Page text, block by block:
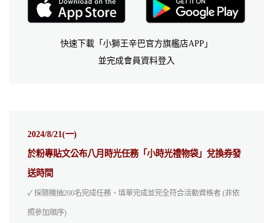
快速下載「小獅王辛巴官方旗艦店APP」
並完成會員資料登入
2024/8/21(一)
於粉專貼文公布八月時光任務「小時光禮物袋」兌換券發
送時間
✓ 採隨機抽200名完成任務、填單完成並完全符合活動資格者 (非依
照參加順序)